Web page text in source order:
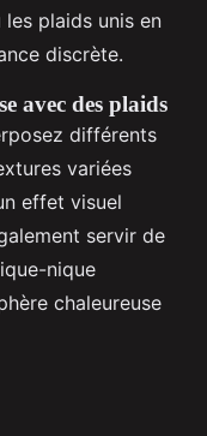
plaids unis en
discrète.
avec des plaids
différents
variées
effet visuel
servir de
nique
chaleureuse